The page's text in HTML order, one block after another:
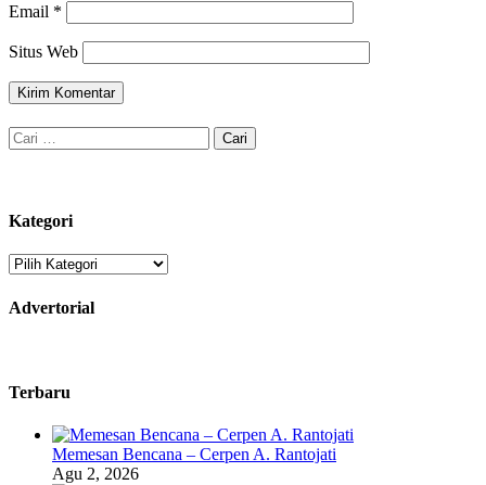
Email *
Situs Web
Cari
untuk:
Kategori
Kategori
Advertorial
Terbaru
Memesan Bencana – Cerpen A. Rantojati
Agu 2, 2026